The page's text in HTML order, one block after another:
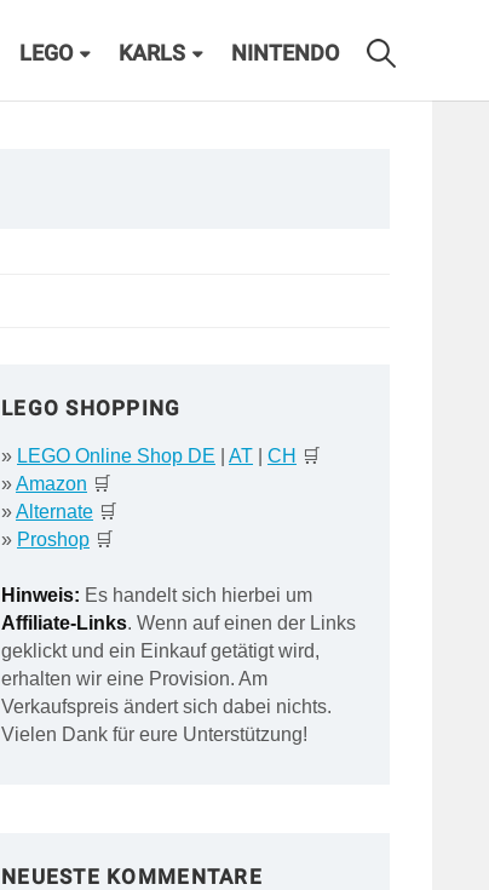
LEGO KARLS NINTENDO
LEGO SHOPPING
» LEGO Online Shop DE AT| CH 🛒
»Amazon 🛒
»Alternate🛒
» Proshop🛒
Hinweis: Es handelt sich hierbei um
Affiliate-Links. Wenn auf einen der Links
geklickt und ein Einkauf getätigt wird,
erhalten wir eine Provision. Am
Verkaufspreis ändert sich dabei nichts.
Vielen Dank für eure Unterstützung!
NEUESTE KOMMENTARE